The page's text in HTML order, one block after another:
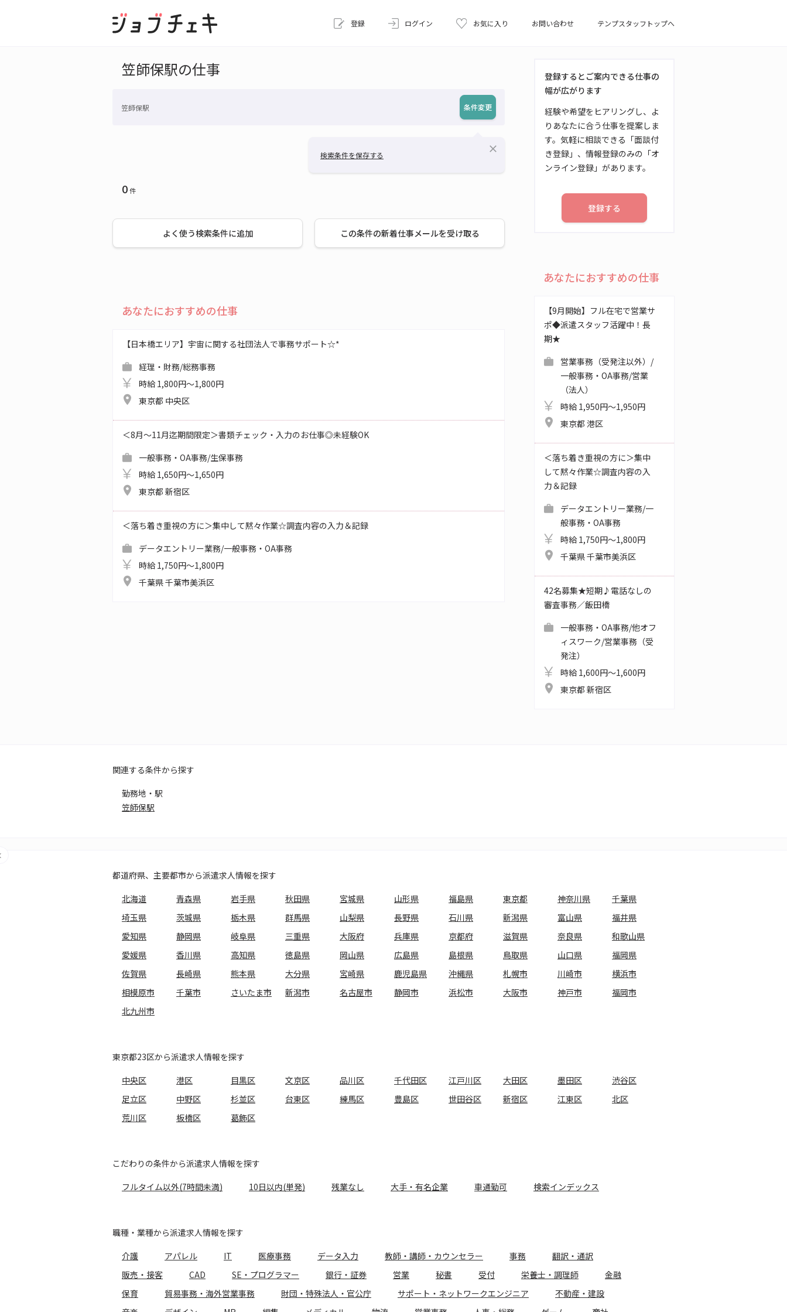
登録 ログイン お気に入り お問い合わせ テンプスタッフトップへ
笠師保駅の仕事
笠師保駅 条件変更
検索条件を保存する
close
0件
よく使う検索条件に追加 この条件の新着仕事メールを受け取る
あなたにおすすめの仕事
【日本橋エリア】宇宙に関する社団法人で事務サポート☆*
経理・財務/総務事務
時給 1,800円～1,800円
東京都 中央区
＜8月～11月迄期間限定＞書類チェック・入力のお仕事◎未経験OK
一般事務・OA事務/生保事務
時給 1,650円～1,650円
東京都 新宿区
＜落ち着き重視の方に＞集中して黙々作業☆調査内容の入力＆記録
データエントリー業務/一般事務・OA事務
時給 1,750円～1,800円
千葉県 千葉市美浜区
登録するとご案内できる仕事の
幅が広がります
経験や希望をヒアリングし、よ
りあなたに合う仕事を提案しま
す。気軽に相談できる「面談付
き登録」、情報登録のみの「オ
ンライン登録」があります。
登録する
あなたにおすすめの仕事
【9月開始】フル在宅で営業サ
ポ◆派遣スタッフ活躍中！長
期★
営業事務（受発注以外）/
一般事務・OA事務/営業
（法人）
時給 1,950円～1,950円
東京都 港区
＜落ち着き重視の方に＞集中
して黙々作業☆調査内容の入
力＆記録
データエントリー業務/一
般事務・OA事務
時給 1,750円～1,800円
千葉県 千葉市美浜区
42名募集★短期♪電話なしの
審査事務／飯田橋
一般事務・OA事務/他オフ
ィスワーク/営業事務（受
発注）
時給 1,600円～1,600円
東京都 新宿区
関連する条件から探す
勤務地・駅
笠師保駅
都道府県、主要都市から派遣求人情報を探す
北海道
青森県 岩手県 秋田県 宮城県 山形県 福島県 東京都 神奈川県
千葉県
埼玉県
茨城県 栃木県 群馬県 山梨県 長野県 石川県 新潟県 富山県
福井県
愛知県
静岡県 岐阜県 三重県 大阪府 兵庫県 京都府 滋賀県 奈良県
和歌山県
愛媛県
香川県 高知県 徳島県 岡山県 広島県 島根県 鳥取県 山口県
福岡県
佐賀県
長崎県 熊本県 大分県 宮崎県 鹿児島県 沖縄県 札幌市 川崎市
横浜市
相模原市
千葉市 さいたま市 新潟市 名古屋市 静岡市 浜松市 大阪市 神戸市
福岡市
北九州市
東京都23区から派遣求人情報を探す
中央区
港区 目黒区 文京区 品川区 千代田区 江戸川区 大田区 墨田区
渋谷区
足立区
中野区 杉並区 台東区 練馬区 豊島区 世田谷区 新宿区 江東区
北区
荒川区
板橋区 葛飾区
こだわりの条件から派遣求人情報を探す
フルタイム以外(7時間未満)
10日以内(単発) 残業なし 大手・有名企業 車通勤可 検索インデックス
職種・業種から派遣求人情報を探す
介護
アパレル IT 医療事務 データ入力 教師・講師・カウンセラー 事務
翻訳・通訳
販売・接客
CAD SE・プログラマー 銀行・証券 営業 秘書 受付 栄養士・調理師
金融
保育
貿易事務・海外営業事務 財団・特殊法人・官公庁 サポート・ネットワークエンジニア
不動産・建設